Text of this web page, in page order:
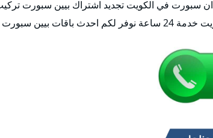
سبورت في الكويت تجديد اشتراك بيين سبورت
سبورت بالكويت الان